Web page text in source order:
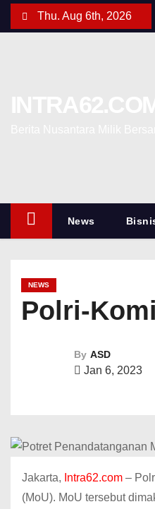
Thu. Aug 6th, 2026
News
NEWS
Polri-
By ASD
Jan 6, 2023
Jakarta, Intra62.com –
(MoU). MoU tersebut